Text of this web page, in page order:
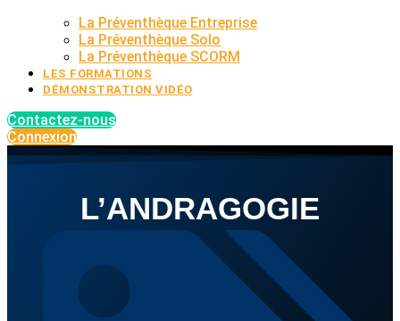
La Préventhèque Entreprise
La Préventhèque Solo
La Préventhèque SCORM
LES FORMATIONS
DÉMONSTRATION VIDÉO
Contactez-nous
Connexion
L’ANDRAGOGIE